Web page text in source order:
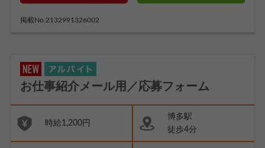
掲載No.2132991326002
お仕事紹介メール用／応募フォーム
時給1,200円
博多駅
徒歩4分